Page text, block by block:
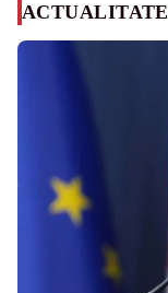
ACTUALITATE